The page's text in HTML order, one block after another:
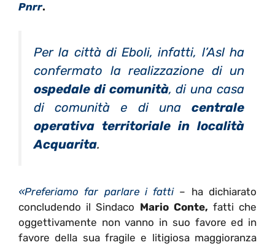
Pnrr.
Per la città di Eboli, infatti, l’Asl ha
confermato la realizzazione di un
ospedale di comunità, di una casa
di comunità e di una centrale
operativa territoriale in località
Acquarita.
«Preferiamo far parlare i fatti– ha dichiarato
concludendo il Sindaco Mario Conte, fatti che
oggettivamente non vanno in suo favore ed in
favore della sua fragile e litigiosa maggioranza